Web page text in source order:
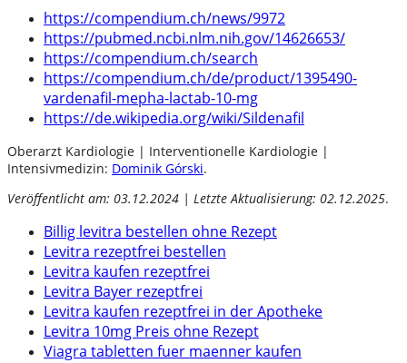
https://compendium.ch/news/9972
https://pubmed.ncbi.nlm.nih.gov/14626653/
https://compendium.ch/search
https://compendium.ch/de/product/1395490-
vardenafil-mepha-lactab-10-mg
https://de.wikipedia.org/wiki/Sildenafil
Oberarzt Kardiologie | Interventionelle Kardiologie |
Intensivmedizin: Dominik Górski.
Veröffentlicht am: 03.12.2024 | Letzte Aktualisierung: 02.12.2025.
Billig levitra bestellen ohne Rezept
Levitra rezeptfrei bestellen
Levitra kaufen rezeptfrei
Levitra Bayer rezeptfrei
Levitra kaufen rezeptfrei in der Apotheke
Levitra 10mg Preis ohne Rezept
Viagra tabletten fuer maenner kaufen